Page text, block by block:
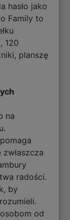
hasło jako
Family to
120
planszę
na
radości.
by
od